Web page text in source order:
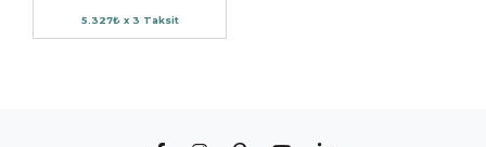
5.327₺ x 3 Taksit